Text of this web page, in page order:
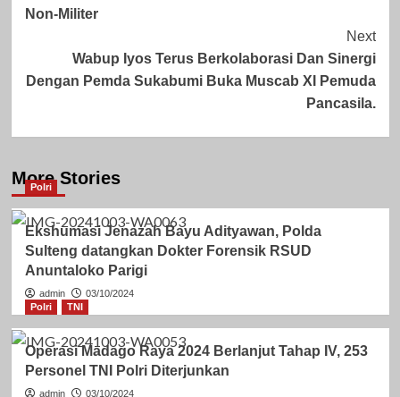
Non-Militer
Next
Wabup Iyos Terus Berkolaborasi Dan Sinergi
Dengan Pemda Sukabumi Buka Muscab XI Pemuda
Pancasila.
More Stories
Polri
Ekshumasi Jenazah Bayu Adityawan, Polda
Sulteng datangkan Dokter Forensik RSUD
Anuntaloko Parigi
admin
03/10/2024
Polri
TNI
Operasi Madago Raya 2024 Berlanjut Tahap IV, 253
Personel TNI Polri Diterjunkan
admin 03/10/2024